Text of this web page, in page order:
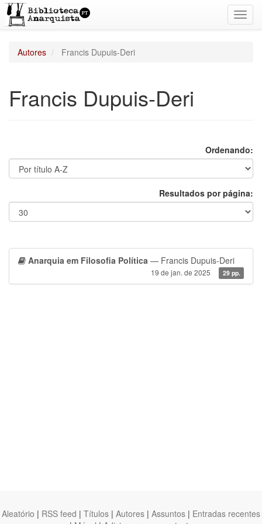
Autores Francis Dupuis-Deri
Francis Dupuis-Deri
Ordenando:
Resultados por página:
Anarquia em Filosofia Política — Francis Dupuis-Deri
19 de jan. de 2025 29 pp.
Aleatório | RSS feed | Títulos | Autores | Assuntos | Entradas recentes